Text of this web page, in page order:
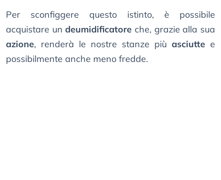
Per sconfiggere questo istinto, è possibile
acquistare undeumidificatore che, grazie alla sua
azione, renderà le nostre stanze più asciutte e
possibilmente anche meno fredde.